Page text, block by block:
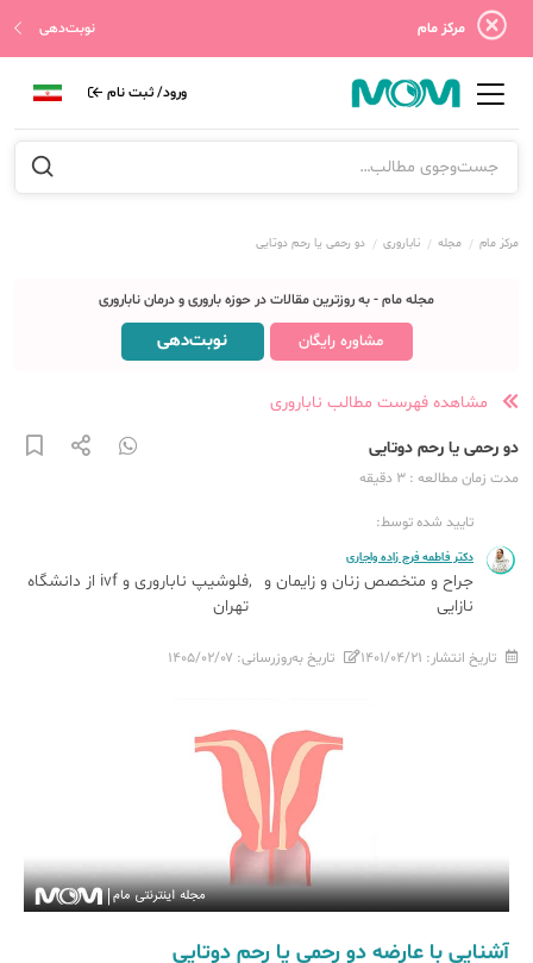
مرکز مام نوبت‌دهی
ورود/ ثبت نام
مرکز مام مجله ناباروری دو رحمی یا رحم دوتایی
مجله مام - به روزترین مقالات در حوزه باروری و درمان ناباروری
مشاوره رایگان نوبت‌دهی
مشاهده فهرست مطالب ناباروری
دو رحمی یا رحم دوتایی
مدت زمان مطالعه : 3 دقیقه
تایید شده توسط:
دکتر فاطمه فرج زاده واجاری
جراح و متخصص زنان و زایمان و
نازایی
فلوشیپ ناباروری و ivf از دانشگاه
تهران
تاریخ انتشار: ۱۴۰۱/۰۴/۲۱ تاریخ به‌روزرسانی: ۱۴۰۵/۰۲/۰۷
آشنایی با عارضه دو رحمی یا رحم دوتایی